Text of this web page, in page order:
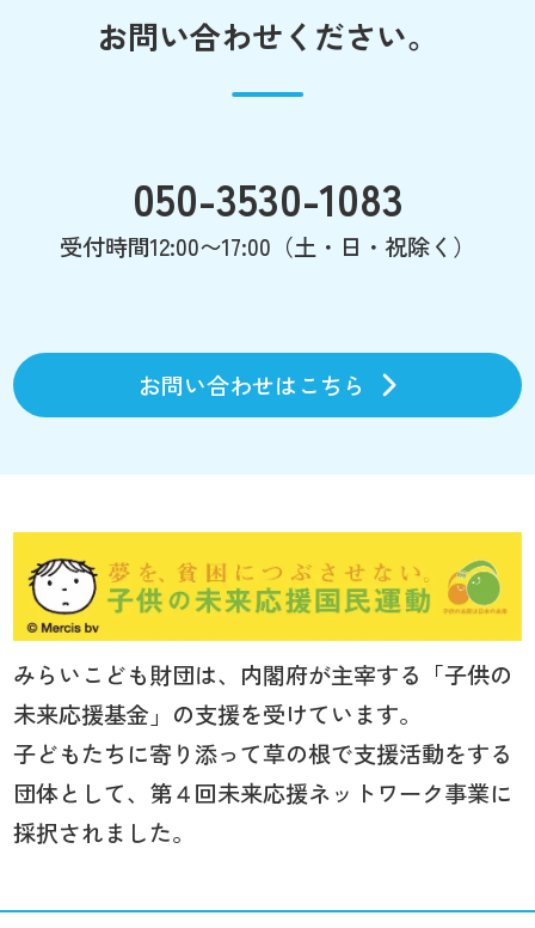
お問い合わせください。
050-3530-1083
受付時間12:00〜17:00（土・日・祝除く）
お問い合わせはこちら
みらいこども財団は、内閣府が主宰する「子供の
未来応援基金」の支援を受けています。
子どもたちに寄り添って草の根で支援活動をする
団体として、第４回未来応援ネットワーク事業に
採択されました。